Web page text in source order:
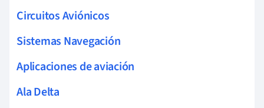
Circuitos Aviónicos
Sistemas Navegación
Aplicaciones de aviación
Ala Delta